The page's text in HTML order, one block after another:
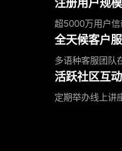
注册用户规模
超5000万用户
全天候客户
多语种客服团队
活跃社区互动
定期举办线上讲